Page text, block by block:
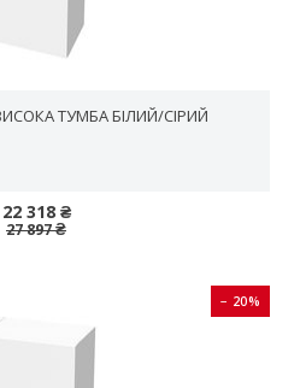
ВИСОКА ТУМБА БІЛИЙ/CІРИЙ
22 318 ₴
27 897 ₴
− 20%